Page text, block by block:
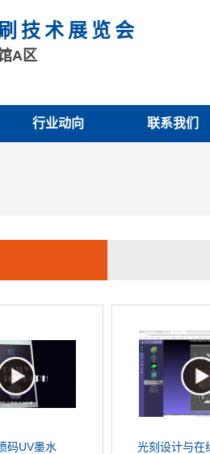
技术展览会
A区
行业动向 联系我们
码UV墨水 光刻设计与在